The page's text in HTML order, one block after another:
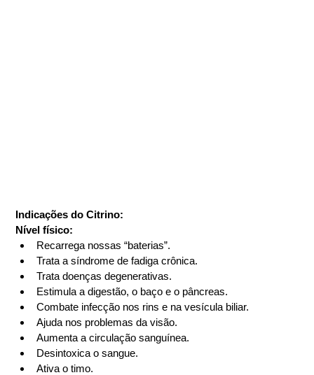
Indicações do Citrino:
Nível físico:
Recarrega nossas “baterias”.
Trata a síndrome de fadiga crônica.
Trata doenças degenerativas.
Estimula a digestão, o baço e o pâncreas.
Combate infecção nos rins e na vesícula biliar.
Ajuda nos problemas da visão.
Aumenta a circulação sanguínea.
Desintoxica o sangue.
Ativa o timo.